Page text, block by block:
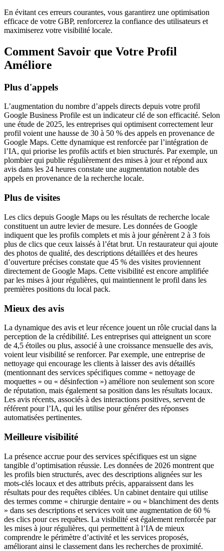
En évitant ces erreurs courantes, vous garantirez une optimisation
efficace de votre GBP, renforcerez la confiance des utilisateurs et
maximiserez votre visibilité locale.
Comment Savoir que Votre Profil
Améliore
Plus d'appels
L’augmentation du nombre d’appels directs depuis votre profil
Google Business Profile est un indicateur clé de son efficacité. Selon
une étude de 2025, les entreprises qui optimisent correctement leur
profil voient une hausse de 30 à 50 % des appels en provenance de
Google Maps. Cette dynamique est renforcée par l’intégration de
l’IA, qui priorise les profils actifs et bien structurés. Par exemple, un
plombier qui publie régulièrement des mises à jour et répond aux
avis dans les 24 heures constate une augmentation notable des
appels en provenance de la recherche locale.
Plus de visites
Les clics depuis Google Maps ou les résultats de recherche locale
constituent un autre levier de mesure. Les données de Google
indiquent que les profils complets et mis à jour génèrent 2 à 3 fois
plus de clics que ceux laissés à l’état brut. Un restaurateur qui ajoute
des photos de qualité, des descriptions détaillées et des heures
d’ouverture précises constate que 45 % des visites proviennent
directement de Google Maps. Cette visibilité est encore amplifiée
par les mises à jour régulières, qui maintiennent le profil dans les
premières positions du local pack.
Mieux des avis
La dynamique des avis et leur récence jouent un rôle crucial dans la
perception de la crédibilité. Les entreprises qui atteignent un score
de 4,5 étoiles ou plus, associé à une croissance mensuelle des avis,
voient leur visibilité se renforcer. Par exemple, une entreprise de
nettoyage qui encourage les clients à laisser des avis détaillés
(mentionnant des services spécifiques comme « nettoyage de
moquettes » ou « désinfection ») améliore non seulement son score
de réputation, mais également sa position dans les résultats locaux.
Les avis récents, associés à des interactions positives, servent de
référent pour l’IA, qui les utilise pour générer des réponses
automatisées pertinentes.
Meilleure visibilité
La présence accrue pour des services spécifiques est un signe
tangible d’optimisation réussie. Les données de 2026 montrent que
les profils bien structurés, avec des descriptions alignées sur les
mots-clés locaux et des attributs précis, apparaissent dans les
résultats pour des requêtes ciblées. Un cabinet dentaire qui utilise
des termes comme « chirurgie dentaire » ou « blanchiment des dents
» dans ses descriptions et services voit une augmentation de 60 %
des clics pour ces requêtes. La visibilité est également renforcée par
les mises à jour régulières, qui permettent à l’IA de mieux
comprendre le périmètre d’activité et les services proposés,
améliorant ainsi le classement dans les recherches de proximité.